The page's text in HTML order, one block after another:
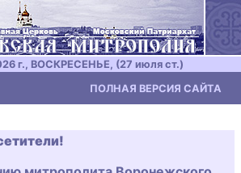
г., ВОСКРЕСЕНЬЕ, (27 июля ст.)
ПОЛНАЯ ВЕРСИЯ САЙТА